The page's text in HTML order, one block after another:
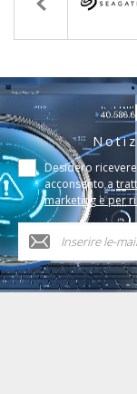
Desidero
acconsento a
marketing e per